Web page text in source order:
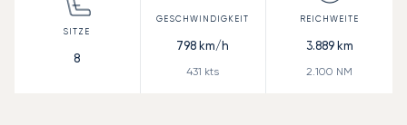
8
798 km/h
431 kts
3.889km
2.100 NM